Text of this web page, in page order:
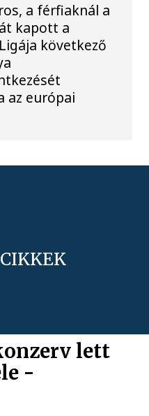
a férfiaknál a
kapott a
következő
az európai
lett
-